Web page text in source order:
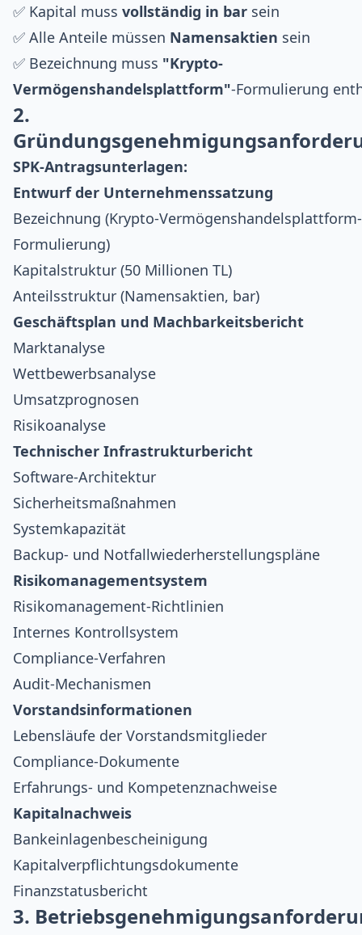
✅ Kapital muss vollständig in bar sein
✅ Alle Anteile müssen Namensaktien sein
✅ Bezeichnung muss "Krypto-
Vermögenshandelsplattform"-Formulierung
2.
SPK-Antragsunterlagen:
Entwurf der Unternehmenssatzung
Bezeichnung (Krypto-Vermögenshandelsplattform-
Formulierung)
Kapitalstruktur (50 Millionen TL)
Anteilsstruktur (Namensaktien, bar)
Geschäftsplan und Machbarkeitsbericht
Marktanalyse
Wettbewerbsanalyse
Umsatzprognosen
Risikoanalyse
Technischer Infrastrukturbericht
Software-Architektur
Sicherheitsmaßnahmen
Systemkapazität
Backup- und Notfallwiederherstellungspläne
Risikomanagementsystem
Risikomanagement-Richtlinien
Internes Kontrollsystem
Compliance-Verfahren
Audit-Mechanismen
Vorstandsinformationen
Lebensläufe der Vorstandsmitglieder
Compliance-Dokumente
Erfahrungs- und Kompetenznachweise
Kapitalnachweis
Bankeinlagenbescheinigung
Kapitalverpflichtungsdokumente
Finanzstatusbericht
3.